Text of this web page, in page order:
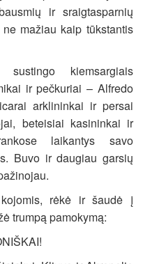
ir sraigtasparnių
mažiau kaip tūkstantis
sustingo kiemsargiais
ir pečkuriai – Alfredo
arklininkai ir persai
beteisiai kasininkai ir
laikantys savo
Buvo ir daugiau garsių
rėkė ir šaudė į
trumpą pamokymą: